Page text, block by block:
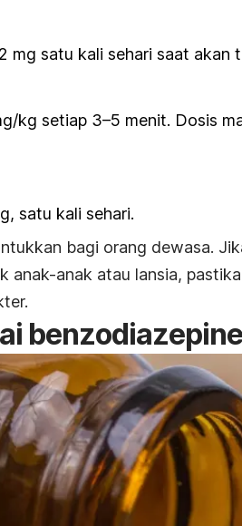
mg satu kali sehari saat akan
kg setiap 3–5 menit. Dosis
satu kali sehari.
bagi orang dewasa.
anak-anak atau lansia,
benzodiazepine